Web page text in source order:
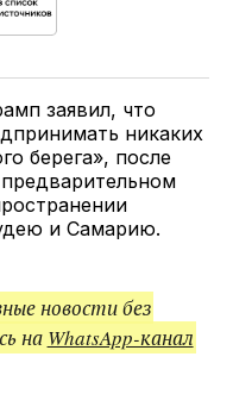
заявил, что
никаких
берега», после
и Самарию.
новости без
на WhatsApp-канал